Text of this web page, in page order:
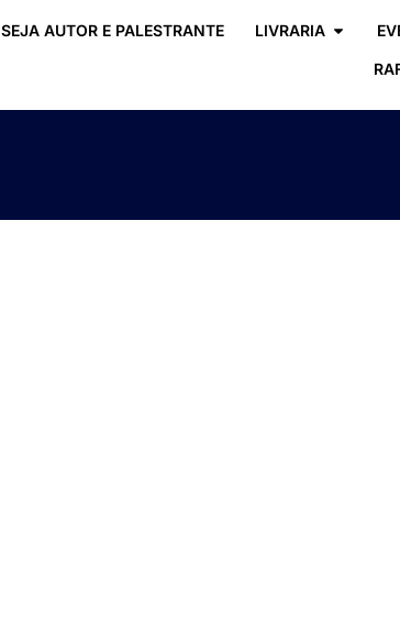
SEJA AUTOR E PALESTRANTE LIVRARIA